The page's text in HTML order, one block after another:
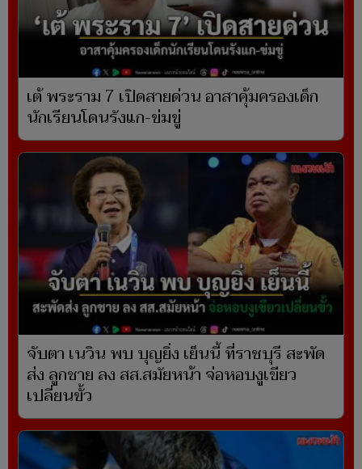
เต้ พระราม 7 เปิดสายด่วน อาสาคุ้มครองเด็ก
นักเรียนโดนรังแก-ข่มขู่
จับตา เนวิน พบ บุญยิ่ง เย็นนี้ ที่ราชบุรี สะพัด
ส่ง ลูกชาย ลง สส.สมัยหน้า จ่อหอบงูเขียว
เปลี่ยนขั้ว